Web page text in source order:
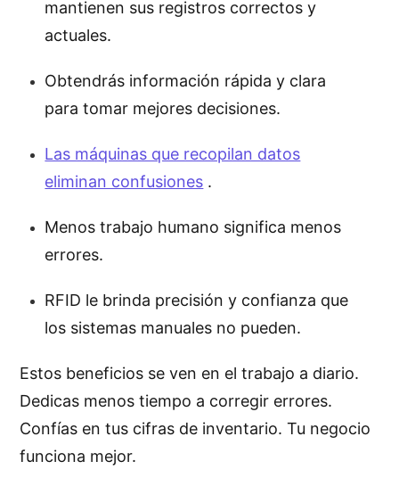
mantienen sus registros correctos y
actuales.
Obtendrás información rápida y clara
para tomar mejores decisiones.
Las máquinas que recopilan datos
eliminan confusiones .
Menos trabajo humano significa menos
errores.
RFID le brinda precisión y confianza que
los sistemas manuales no pueden.
Estos beneficios se ven en el trabajo a diario.
Dedicas menos tiempo a corregir errores.
Confías en tus cifras de inventario. Tu negocio
funciona mejor.